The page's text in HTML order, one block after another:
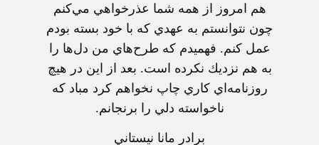
هم‌ امروز از همه‌ شما عذرخواهي‌ مي‌كنم‌
چون‌ نتوانستم‌ به‌ عهدي‌ كه‌ با خود بسته‌ بودم‌
عمل‌ كنم‌. فهميدم‌ كه‌ طرح‌هاي‌ من‌ دل‌ها را
به‌ هم‌ نزديك‌ نكرده‌ است‌. بعد از اين‌ در هيچ‌
روزنامه‌اي‌ كاري‌ چاپ‌ نخواهم‌ كرد مباد كه‌
ناخواسته‌ دلي‌ را برنجانم‌.
برادر مانا نيستاني‌